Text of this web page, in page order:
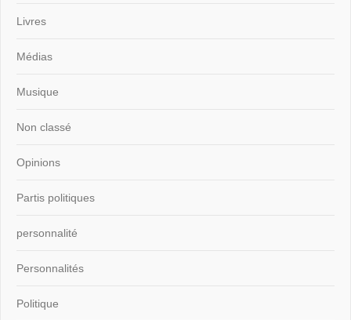
Livres
Médias
Musique
Non classé
Opinions
Partis politiques
personnalité
Personnalités
Politique